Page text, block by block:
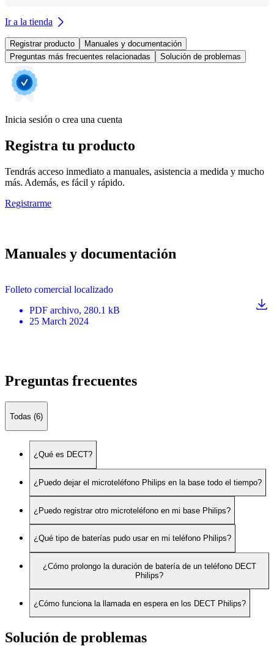
Ir a la tienda
Registrar producto
Manuales y documentación
Preguntas más frecuentes relacionadas
Solución de problemas
Inicia sesión o crea una cuenta
Registra tu producto
Tendrás acceso inmediato a manuales, asistencia a medida y mucho
más. Además, es fácil y rápido.
Registrarme
Manuales y documentación
Folleto comercial localizado
PDF archivo, 280.1 kB
25 March 2024
Preguntas frecuentes
Todas (6)
¿Qué es DECT?
¿Puedo dejar el microteléfono Philips en la base todo el tiempo?
¿Puedo registrar otro microteléfono en mi base Philips?
¿Qué tipo de baterías pudo usar en mi teléfono Philips?
¿Cómo prolongo la duración de batería de un teléfono DECT
Philips?
¿Cómo funciona la llamada en espera en los DECT Philips?
Solución de problemas